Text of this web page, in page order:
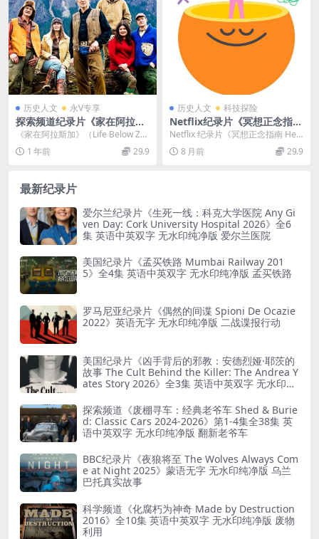
历史人文 永V专享
探索频道纪录片《家在阿拉斯
加 Alaska: The Last Frontie
r 2011-2020》第1-10季全168
集 英语中字 720P/1080P/MP
《家在阿拉斯加》（Life Below Zer
o ）是一部颇受欢迎的真人秀节
目，...1 年前 29.9
历史人文 科技探险
Netflix纪录片《冥想正念指南
Headspace Guide to Medit
ation 2021》全8集 英语中英
双字 1080P/MP4/1.25G 冥想
Netflix 纪录片《冥想正念指南 Hea
dspace Guide to Me...
8 月前 29.9
最新纪录片
爱尔兰纪录片《生死一线：科克大学医院 Any Gi
ven Day: Cork University Hospital 2026》全6
集 英语中英双字 无水印纯净版 爱尔兰医院
美国纪录片《孟买铁路 Mumbai Railway 201
5》全4集 英语中英双字 无水印纯净版 孟买铁路
罗马尼亚纪录片《偶然的间谍 Spioni De Ocazie
2022》英语无字 无水印纯净版 二战谍报行动
美国纪录片《凶手背后的邪教：安德烈娅·耶茨的
故事 The Cult Behind the Killer: The Andrea Y
ates Story 2026》全3集 英语中英双字 无水印纯
探索频道《废棚寻车：经典老爷车 Shed & Burie
d: Classic Cars 2024-2026》第1-4集全38集 英
语中英双字 无水印纯净版 翻新老爷车
BBC纪录片《夜狼将至 The Wolves Always Com
e at Night 2025》蒙语无字 无水印纯净版 乌兰
巴托真实故事
科学频道《化腐朽为神奇 Made by Destruction
2016》全10集 英语中英双字 无水印纯净版 废物
利用